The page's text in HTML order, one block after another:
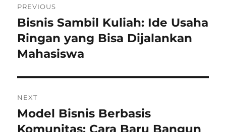
pos
PREVIOUS
Previous
post:
Bisnis Sambil Kuliah: Ide Usaha
Ringan yang Bisa Dijalankan
Mahasiswa
NEXT
Next
post:
Model Bisnis Berbasis
Komunitas: Cara Baru Bangun